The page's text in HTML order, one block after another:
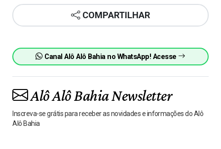
COMPARTILHAR
Canal Alô Alô Bahia no WhatsApp! Acesse
Alô Alô Bahia Newsletter
Inscreva-se grátis para receber as novidades e informações do Alô
Alô Bahia